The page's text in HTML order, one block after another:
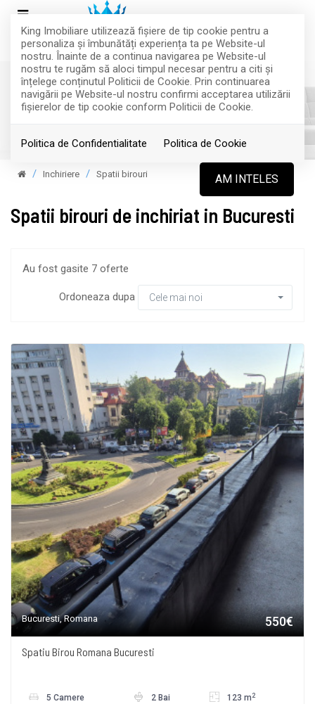
King Imobiliare utilizează fişiere de tip cookie pentru a
personaliza și îmbunătăți experiența ta pe Website-ul
nostru. Înainte de a continua navigarea pe Website-ul
nostru te rugăm să aloci timpul necesar pentru a citi și
înțelege conținutul Politicii de Cookie. Prin continuarea
navigării pe Website-ul nostru confirmi acceptarea utilizării
fişierelor de tip cookie conform Politicii de Cookie.
Politica de Confidentialitate Politica de Cookie
AM INTELES
Filtreaza
Inchiriere Spatii birouri
Spatii birouri de inchiriat in Bucuresti
Au fost gasite 7 oferte
Ordoneaza dupa Cele mai noi
Bucuresti, Romana 550€
Spatiu Birou Romana Bucuresti
5 Camere 2 Bai 123 m 2